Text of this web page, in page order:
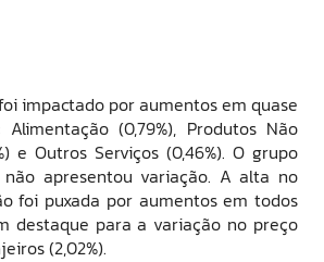
impactado por aumentos em quase
(0,79%), Produtos Não
e Outros Serviços (0,46%). O grupo
não apresentou variação. A alta no
foi puxada por aumentos em todos
destaque para a variação no preço
(2,02%).